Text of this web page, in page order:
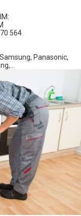
564
Panasonic,